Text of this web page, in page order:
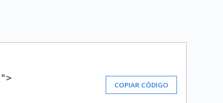
">
COPIAR CÓDIGO